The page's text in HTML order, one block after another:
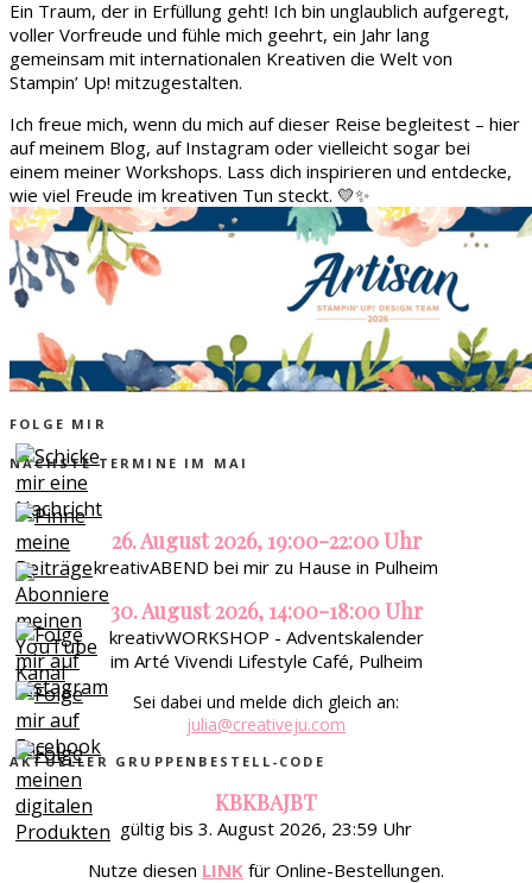
Ein Traum, der in Erfüllung geht! Ich bin unglaublich aufgeregt,
voller Vorfreude und fühle mich geehrt, ein Jahr lang
gemeinsam mit internationalen Kreativen die Welt von
Stampin’ Up! mitzugestalten.
Ich freue mich, wenn du mich auf dieser Reise begleitest – hier
auf meinem Blog, auf Instagram oder vielleicht sogar bei
einem meiner Workshops. Lass dich inspirieren und entdecke,
wie viel Freude im kreativen Tun steckt. 💛✨
FOLGE MIR
NÄCHSTE TERMINE IM MAI
26. August 2026, 19:00-22:00 Uhr
kreativABEND bei mir zu Hause in Pulheim
30. August 2026, 14:00-18:00 Uhr
kreativWORKSHOP - Adventskalender
im Arté Vivendi Lifestyle Café, Pulheim
Sei dabei und melde dich gleich an:
julia@creativeju.com
AKTUELLER GRUPPENBESTELL-CODE
KBKBAJBT
gültig bis 3. August 2026, 23:59 Uhr
Nutze diesen LINK für Online-Bestellungen.